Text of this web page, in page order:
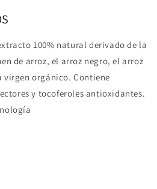
100% natural derivado de la
de arroz, el arroz negro, el arroz
virgen orgánico. Contiene
y tocoferoles antioxidantes.